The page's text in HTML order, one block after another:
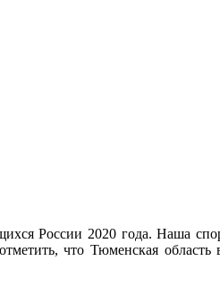
России 2020 года. Наша
что Тюменская область